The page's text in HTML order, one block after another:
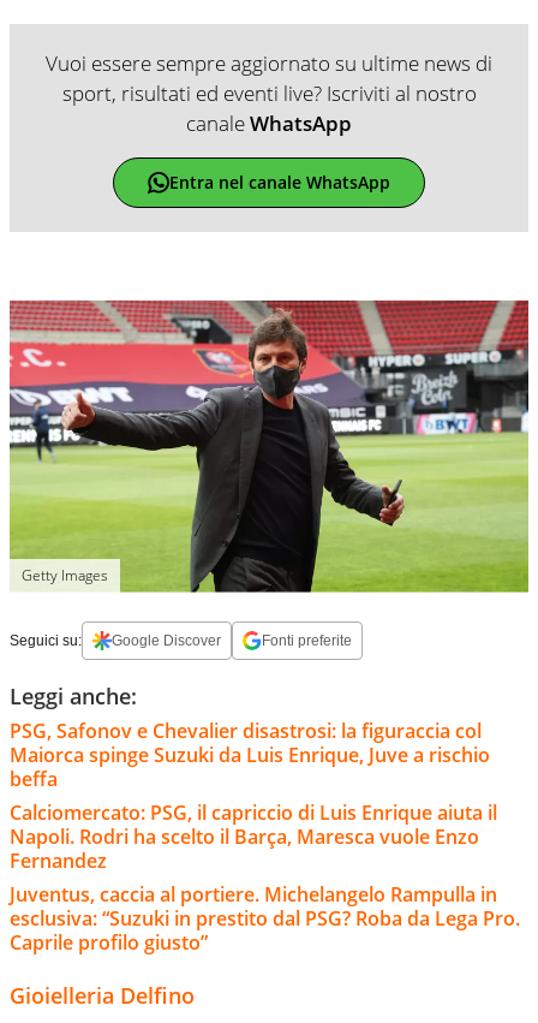
Vuoi essere sempre aggiornato su ultime news di
sport, risultati ed eventi live? Iscriviti al nostro
canaleWhatsApp
Entra nel canale WhatsApp
Getty Images
Seguici su: Google Discover Fonti preferite
Leggi anche:
PSG, Safonov e Chevalier disastrosi: la figuraccia col
Maiorca spinge Suzuki da Luis Enrique, Juve a rischio
beffa
Calciomercato: PSG, il capriccio di Luis Enrique aiuta il
Napoli. Rodri ha scelto il Barça, Maresca vuole Enzo
Fernandez
Juventus, caccia al portiere. Michelangelo Rampulla in
esclusiva: “Suzuki in prestito dal PSG? Roba da Lega Pro.
Caprile profilo giusto”
Gioielleria Delfino